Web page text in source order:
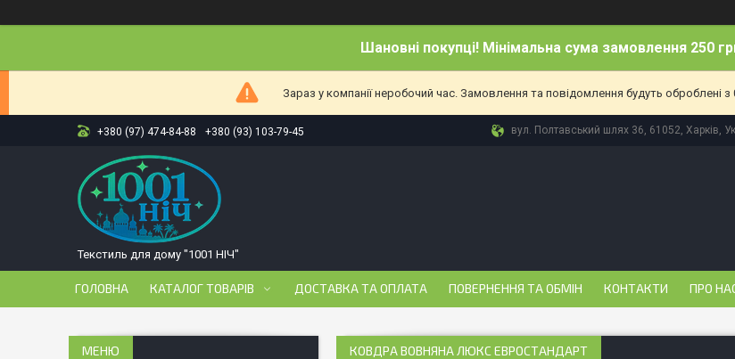
Шановні покупці! Мінімальна сума замовлення 250
Зараз у компанії неробочий час. Замовлення та повідомлення будуть оброблені
+380 (97) 474-84-88 +380 (93) 103-79-45 вул. Полтавський шлях 36, 61052, Харків,
Текстиль для дому "1001 НІЧ"
ГОЛОВНА КАТАЛОГ ТОВАРІВ ДОСТАВКА ТА ОПЛАТА ПОВЕРНЕННЯ ТА ОБМІН КОНТАКТИ ПРО
КОВДРА ВОВНЯНА ЛЮКС ЕВРОСТАНДАРТ